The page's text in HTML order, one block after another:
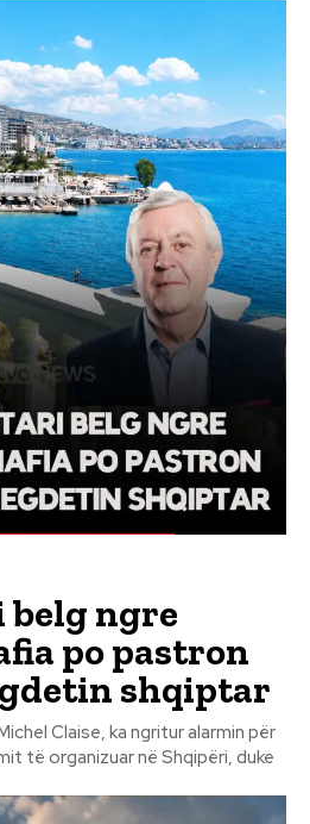
ngre
po pastron
shqiptar
Claise, ka ngritur alarmin për
të organizuar në Shqipëri, duke